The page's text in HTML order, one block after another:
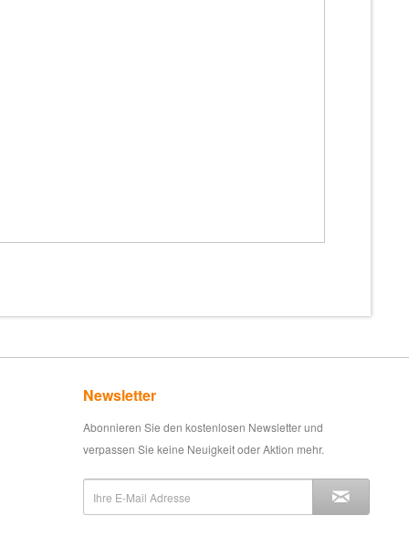
Newsletter
Abonnieren Sie den kostenlosen Newsletter und
verpassen Sie keine Neuigkeit oder Aktion mehr.